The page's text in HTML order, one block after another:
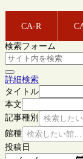
CA-R
検索フォーム
詳細検索
タイトル
本文
記事種別
検索した
館種 検索したい館種
投稿日